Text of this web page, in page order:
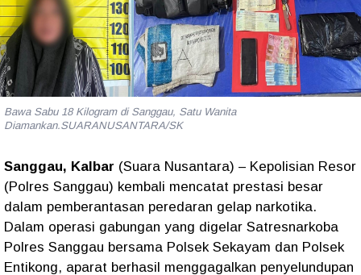
Bawa Sabu 18 Kilogram di Sanggau, Satu Wanita
Diamankan.SUARANUSANTARA/SK
Sanggau, Kalbar (Suara Nusantara) – Kepolisian Resor
(Polres Sanggau) kembali mencatat prestasi besar
dalam pemberantasan peredaran gelap narkotika.
Dalam operasi gabungan yang digelar Satresnarkoba
Polres Sanggau bersama Polsek Sekayam dan Polsek
Entikong, aparat berhasil menggagalkan penyelundupan